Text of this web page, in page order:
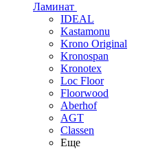
Ламинат
IDEAL
Kastamonu
Krono Original
Kronospan
Kronotex
Loc Floor
Floorwood
Aberhof
AGT
Classen
Еще